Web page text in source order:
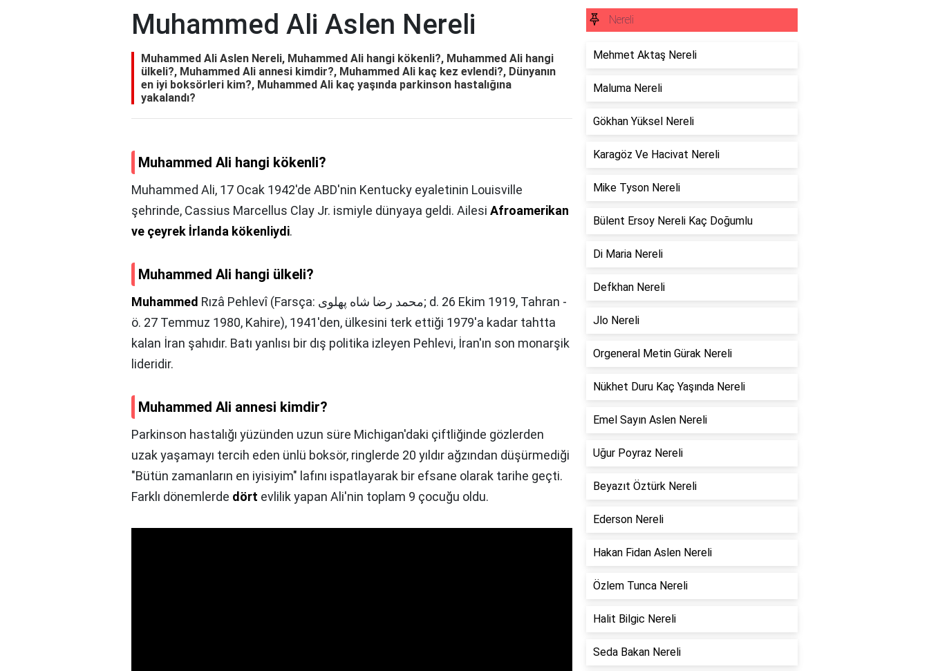
Muhammed Ali Aslen Nereli
Muhammed Ali Aslen Nereli, Muhammed Ali hangi kökenli?, Muhammed Ali hangi
ülkeli?, Muhammed Ali annesi kimdir?, Muhammed Ali kaç kez evlendi?, Dünyanın
en iyi boksörleri kim?, Muhammed Ali kaç yaşında parkinson hastalığına
yakalandı?
Muhammed Ali hangi kökenli?
Muhammed Ali, 17 Ocak 1942'de ABD'nin Kentucky eyaletinin Louisville
şehrinde, Cassius Marcellus Clay Jr. ismiyle dünyaya geldi. Ailesi Afroamerikan
ve çeyrek İrlanda kökenliydi.
Muhammed Ali hangi ülkeli?
Muhammed Rızâ Pehlevî (Farsça: محمد رضا شاه پهلوی; d. 26 Ekim 1919, Tahran -
ö. 27 Temmuz 1980, Kahire), 1941'den, ülkesini terk ettiği 1979'a kadar tahtta
kalan İran şahıdır. Batı yanlısı bir dış politika izleyen Pehlevi, İran'ın son monarşik
lideridir.
Muhammed Ali annesi kimdir?
Parkinson hastalığı yüzünden uzun süre Michigan'daki çiftliğinde gözlerden
uzak yaşamayı tercih eden ünlü boksör, ringlerde 20 yıldır ağzından düşürmediği
"Bütün zamanların en iyisiyim" lafını ispatlayarak bir efsane olarak tarihe geçti.
Farklı dönemlerde dört evlilik yapan Ali'nin toplam 9 çocuğu oldu.
Nereli
Mehmet Aktaş Nereli
Maluma Nereli
Gökhan Yüksel Nereli
Karagöz Ve Hacivat Nereli
Mike Tyson Nereli
Bülent Ersoy Nereli Kaç Doğumlu
Di Maria Nereli
Defkhan Nereli
Jlo Nereli
Orgeneral Metin Gürak Nereli
Nükhet Duru Kaç Yaşında Nereli
Emel Sayın Aslen Nereli
Uğur Poyraz Nereli
Beyazıt Öztürk Nereli
Ederson Nereli
Hakan Fidan Aslen Nereli
Özlem Tunca Nereli
Halit Bilgic Nereli
Seda Bakan Nereli